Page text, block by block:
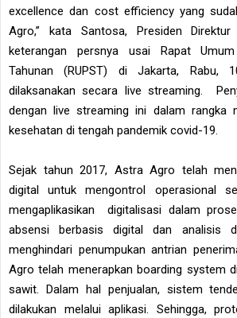
excellence dan cost efficiency yang
Agro,” kata Santosa, Presiden
keterangan persnya usai Rapat
Tahunan (RUPST) di Jakarta, Rabu,
dilaksanakan secara live streaming.
dengan live streaming ini dalam rangka
kesehatan di tengah pandemik covid-19.
Sejak tahun 2017, Astra Agro telah
digital untuk mengontrol operasional
mengaplikasikan digitalisasi dalam
absensi berbasis digital dan analisis
menghindari penumpukan antrian
Agro telah menerapkan boarding system
sawit. Dalam hal penjualan, sistem
dilakukan melalui aplikasi. Sehingga,